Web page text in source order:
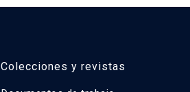
Colecciones y revistas